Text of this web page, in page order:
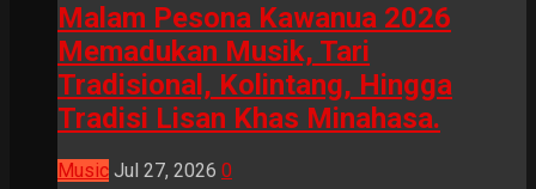
Malam Pesona Kawanua 2026
Memadukan Musik, Tari
Tradisional, Kolintang, Hingga
Tradisi Lisan Khas Minahasa.
Music Jul 27, 2026 0